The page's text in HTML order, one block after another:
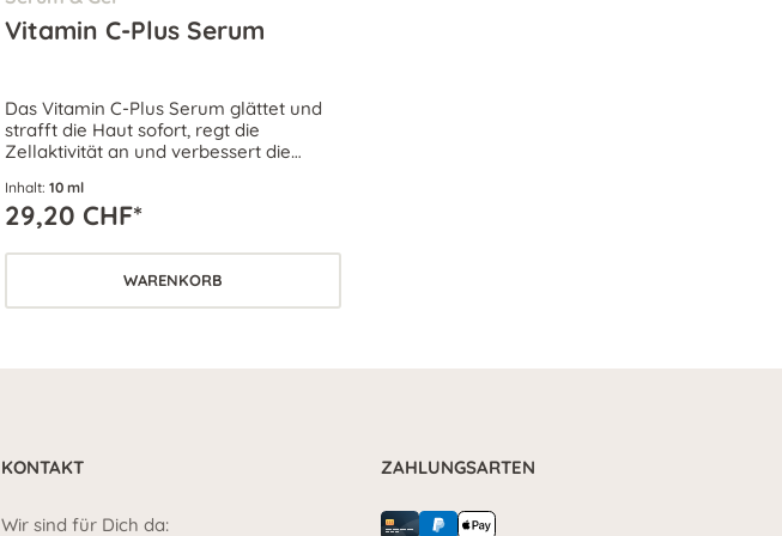
Vitamin C-Plus Serum
Das Vitamin C-Plus Serum glättet und
strafft die Haut sofort, regt die
Zellaktivität an und verbessert die
strahlendes Erscheinungsbild.
Inhalt:10 ml
29,20 CHF*
WARENKORB
KONTAKT
Wir sind für Dich da:
ZAHLUNGSARTEN